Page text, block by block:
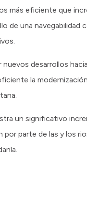
más eficiente que
de una navegabilidad
desarrollos
la
un significativo
parte de las y los